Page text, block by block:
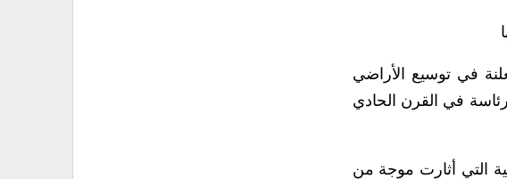
في توسيع الأراضي
في القرن الحادي
التي أثارت موجة من